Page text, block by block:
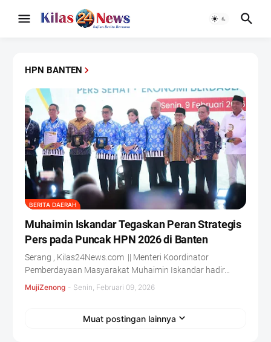
HPN BANTEN
BERITA DAERAH
Muhaimin Iskandar Tegaskan Peran Strategis
Pers pada Puncak HPN 2026 di Banten
Serang , Kilas24News.com || Menteri Koordinator
Pemberdayaan Masyarakat Muhaimin Iskandar hadir…
MujiZenong - Senin, Februari 09, 2026
Muat postingan lainnya